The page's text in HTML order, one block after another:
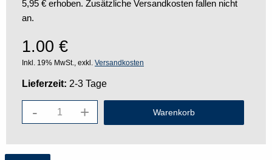
5,95 € erhoben. Zusätzliche Versandkosten fallen nicht
an.
1.00 €
Inkl. 19% MwSt., exkl. Versandkosten
Lieferzeit: 2-3 Tage
- +